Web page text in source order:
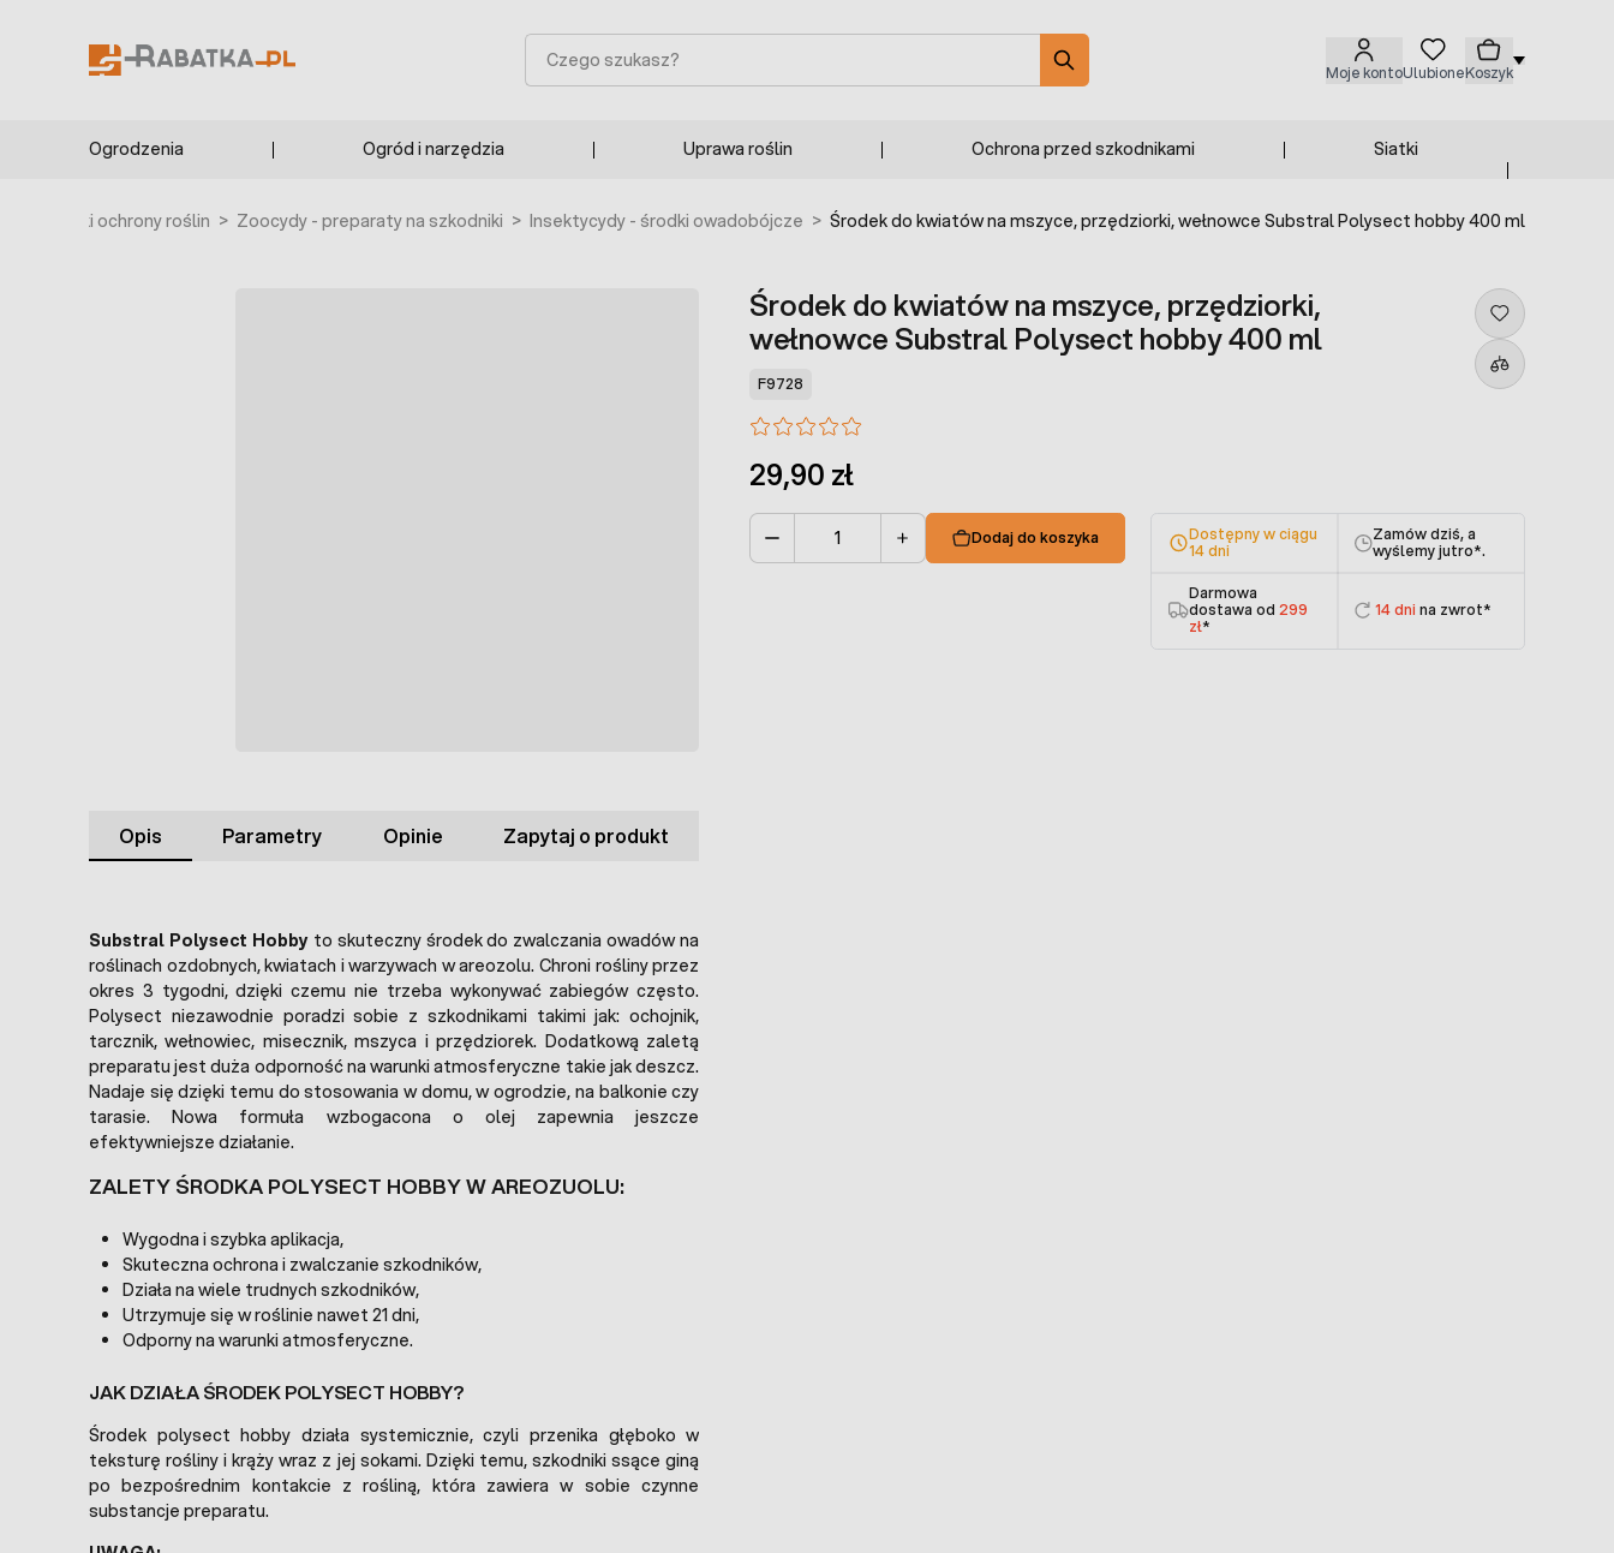
Moje kontoUlubioneKoszyk
Szukaj
Ogrodzenia Ogród i narzędzia Uprawa roślin Ochrona przed szkodnikami Siatki
Środki ochrony roślin > Zoocydy - preparaty na szkodniki > Insektycydy - środki owadobójcze > Środek do kwiatów na mszyce, przędziorki, wełnowce Substral Polysect hobby 400 ml
Środek do kwiatów na mszyce, przędziorki,
wełnowce Substral Polysect hobby 400 ml
F9728
29,90 zł
Dodaj do koszyka
Dostępny w ciągu
14 dni
Zamów dziś, a
wyślemy jutro*.
Darmowa
dostawa od 299
zł*
14 dni na zwrot*
Opis Parametry Opinie Zapytaj o produkt
Substral Polysect Hobby to skuteczny środek do zwalczania owadów na
roślinach ozdobnych, kwiatach i warzywach w areozolu. Chroni rośliny przez
okres 3 tygodni, dzięki czemu nie trzeba wykonywać zabiegów często.
Polysect niezawodnie poradzi sobie z szkodnikami takimi jak: ochojnik,
tarcznik, wełnowiec, misecznik, mszyca i przędziorek. Dodatkową zaletą
preparatu jest duża odporność na warunki atmosferyczne takie jak deszcz.
Nadaje się dzięki temu do stosowania w domu, w ogrodzie, na balkonie czy
tarasie. Nowa formuła wzbogacona o olej zapewnia jeszcze
efektywniejsze działanie.
ZALETY ŚRODKA POLYSECT HOBBY W AREOZUOLU:
Wygodna i szybka aplikacja,
Skuteczna ochrona i zwalczanie szkodników,
Działa na wiele trudnych szkodników,
Utrzymuje się w roślinie nawet 21 dni,
Odporny na warunki atmosferyczne.
JAK DZIAŁA ŚRODEK POLYSECT HOBBY?
Środek polysect hobby działa systemicznie, czyli przenika głęboko w
teksturę rośliny i krąży wraz z jej sokami. Dzięki temu, szkodniki ssące giną
po bezpośrednim kontakcie z rośliną, która zawiera w sobie czynne
substancje preparatu.